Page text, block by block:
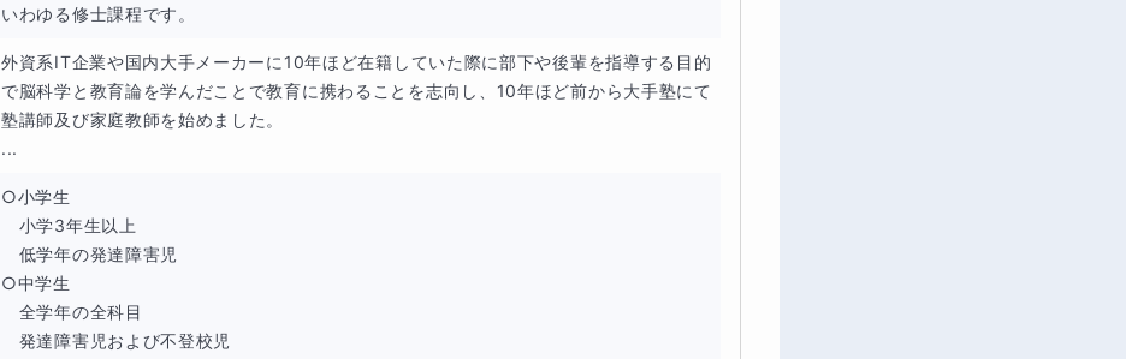
いわゆる修士課程です。
外資系IT企業や国内大手メーカーに10年ほど在籍していた際に部下や後輩を指導する目的
で脳科学と教育論を学んだことで教育に携わることを志向し、10年ほど前から大手塾にて
塾講師及び家庭教師を始めました。
...
○小学生
小学3年生以上
低学年の発達障害児
○中学生
全学年の全科目
発達障害児および不登校児